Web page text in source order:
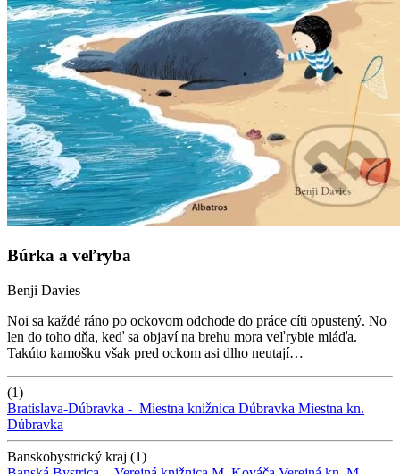
Búrka a veľryba
Benji Davies
Noi sa každé ráno po ockovom odchode do práce cíti opustený. No
len do toho dňa, keď sa objaví na brehu mora veľrybie mláďa.
Takúto kamošku však pred ockom asi dlho neutají…
(1)
Bratislava-Dúbravka - Miestna knižnica Dúbravka Miestna kn.
Dúbravka
Banskobystrický kraj (1)